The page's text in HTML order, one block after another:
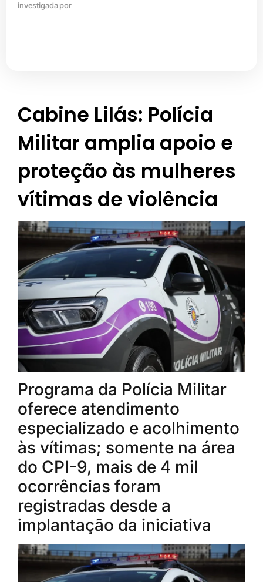
investigada por
Cabine Lilás: Polícia
Militar amplia apoio e
proteção às mulheres
vítimas de violência
Programa da Polícia Militar
oferece atendimento
especializado e acolhimento
às vítimas; somente na área
do CPI-9, mais de 4 mil
ocorrências foram
registradas desde a
implantação da iniciativa